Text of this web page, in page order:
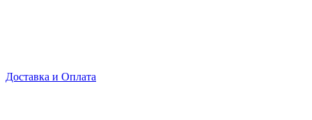
Доставка и Оплата